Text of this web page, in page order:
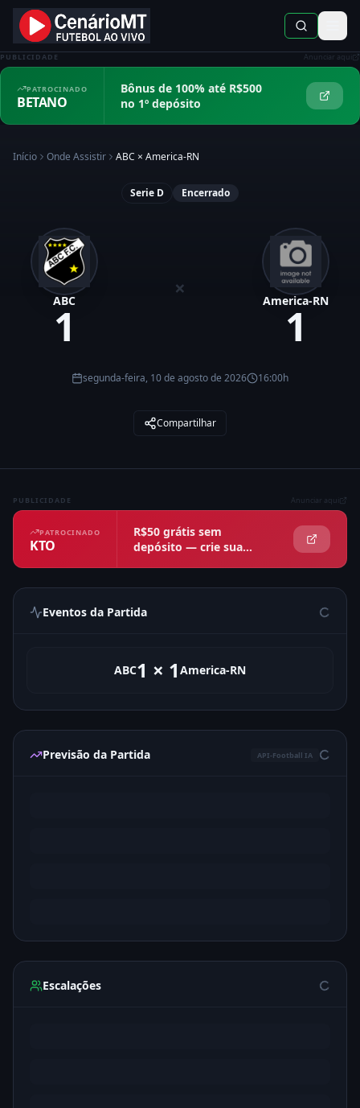
PUBLICIDADE Anunciar aqui
PATROCINADO
BETANO
Bônus de 100% até R$500
no 1º depósito
Início Onde Assistir ABC × America-RN
Serie D Encerrado
ABC
1
× America-RN
1
segunda-feira, 10 de agosto de 2026 16:00h
Compartilhar
PUBLICIDADE Anunciar aqui
PATROCINADO
KTO
R$50 grátis sem
depósito — crie sua
Eventos da Partida
ABC1 × 1 America-RN
Previsão da Partida API-Football IA
Escalações